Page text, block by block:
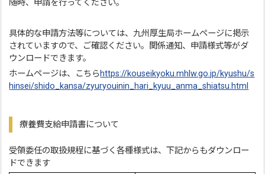
随時、申請を行ってください。
具体的な申請方法等については、九州厚生局ホームページに掲示
されていますので、ご確認ください。関係通知、申請様式等がダ
ウンロードできます。
ホームページは、こちら https://kouseikyoku.mhlw.go.jp/kyushu/s
hinsei/shido_kansa/zyuryouinin_hari_kyuu_anma_shiatsu.html
療養費支給申請書について
受領委任の取扱規程に基づく各種様式は、下記からもダウンロー
ドできます